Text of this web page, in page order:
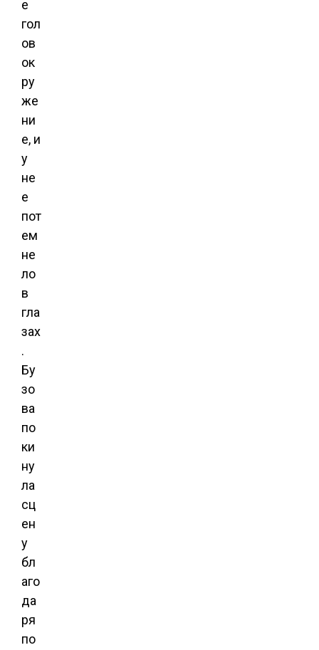
е
гол
ов
ок
ру
же
ни
е, и
у
не
е
пот
ем
не
ло
в
гла
зах
.
Бу
зо
ва
по
ки
ну
ла
сц
ен
у
бл
аго
да
ря
по